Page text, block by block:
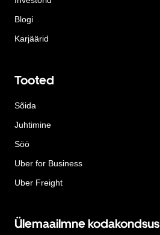
Blogi
Karjäärid
Tooted
Sõida
Juhtimine
Söö
Uber for Business
Uber Freight
Ülemaailmne kodakondsus